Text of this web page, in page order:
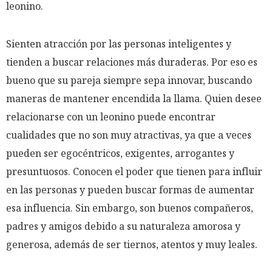
leonino.
Sienten atracción por las personas inteligentes y
tienden a buscar relaciones más duraderas. Por eso es
bueno que su pareja siempre sepa innovar, buscando
maneras de mantener encendida la llama. Quien desee
relacionarse con un leonino puede encontrar
cualidades que no son muy atractivas, ya que a veces
pueden ser egocéntricos, exigentes, arrogantes y
presuntuosos. Conocen el poder que tienen para influir
en las personas y pueden buscar formas de aumentar
esa influencia. Sin embargo, son buenos compañeros,
padres y amigos debido a su naturaleza amorosa y
generosa, además de ser tiernos, atentos y muy leales.